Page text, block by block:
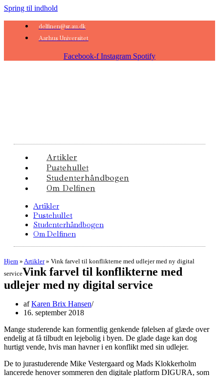
Spring til indhold
delfinen@sr.au.dk
Aarhus Universitet
Facebook-f Instagram Spotify
Artikler
Pustehullet
Studenterhåndbogen
Om Delfinen
Artikler
Pustehullet
Studenterhåndbogen
Om Delfinen
Hjem » Artikler» Vink farvel til konflikterne med udlejer med ny digital
serviceVink farvel til konflikterne med
udlejer med ny digital service
afKaren Brix Hansen
16. september 2018
Mange studerende kan formentlig genkende følelsen af glæde over
endelig at få tilbudt en lejebolig i byen. De glade dage kan dog
hurtigt vende, hvis man havner i en konflikt med sin udlejer.
De to jurastuderende Mike Vestergaard og Mads Klokkerholm
lancerede henover sommeren den digitale platform DIGURA, som